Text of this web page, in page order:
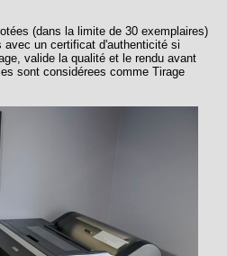
(dans la limite de 30 exemplaires)
un certificat d'authenticité si
valide la qualité et le rendu avant
sont considérees comme Tirage